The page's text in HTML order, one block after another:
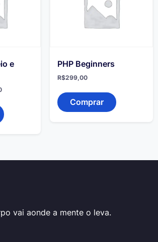
e
O
é:
R$99,00.
PHP Beginners
R$299,00
Comprar
vai aonde a mente o leva.